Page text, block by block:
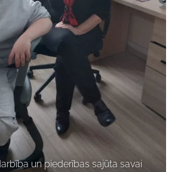
un piederības sajūta savai